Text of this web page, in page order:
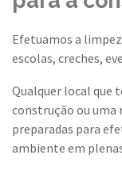
Efetuamos a
escolas, creches,
Qualquer local que
construção ou uma
preparadas para
ambiente em